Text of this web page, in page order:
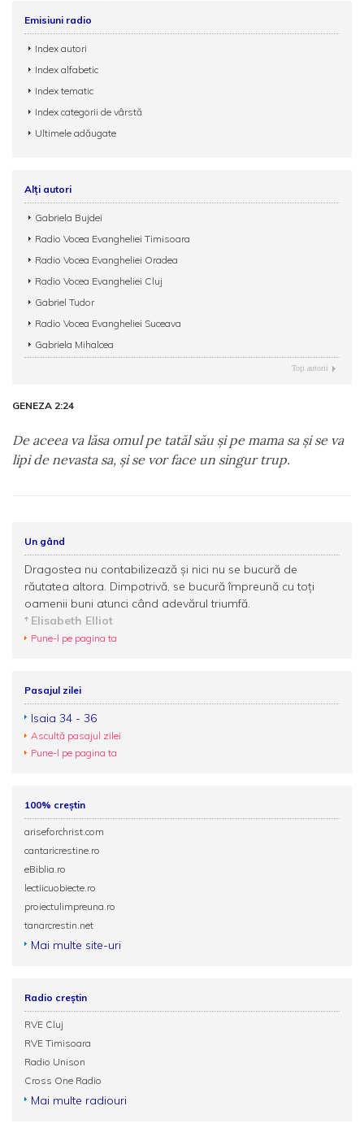
Emisiuni radio
Index autori
Index alfabetic
Index tematic
Index categorii de vârstă
Ultimele adăugate
Alți autori
Gabriela Bujdei
Radio Vocea Evangheliei Timisoara
Radio Vocea Evangheliei Oradea
Radio Vocea Evangheliei Cluj
Gabriel Tudor
Radio Vocea Evangheliei Suceava
Gabriela Mihalcea
Toţi autorii
GENEZA 2:24
De aceea va lăsa omul pe tatăl său şi pe mama sa şi se va
lipi de nevasta sa, şi se vor face un singur trup.
Un gând
Dragostea nu contabilizează şi nici nu se bucură de
răutatea altora. Dimpotrivă, se bucură împreună cu toţi
oamenii buni atunci când adevărul triumfă.
Elisabeth Elliot
Pune-l pe pagina ta
Pasajul zilei
Isaia 34 - 36
Ascultă pasajul zilei
Pune-l pe pagina ta
100% creștin
ariseforchrist.com
cantaricrestine.ro
eBiblia.ro
lectiicuobiecte.ro
proiectulimpreuna.ro
tanarcrestin.net
Mai multe site-uri
Radio creștin
RVE Cluj
RVE Timisoara
Radio Unison
Cross One Radio
Mai multe radiouri